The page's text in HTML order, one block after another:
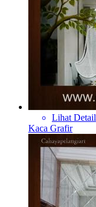
Lihat Detail
Kaca Grafir